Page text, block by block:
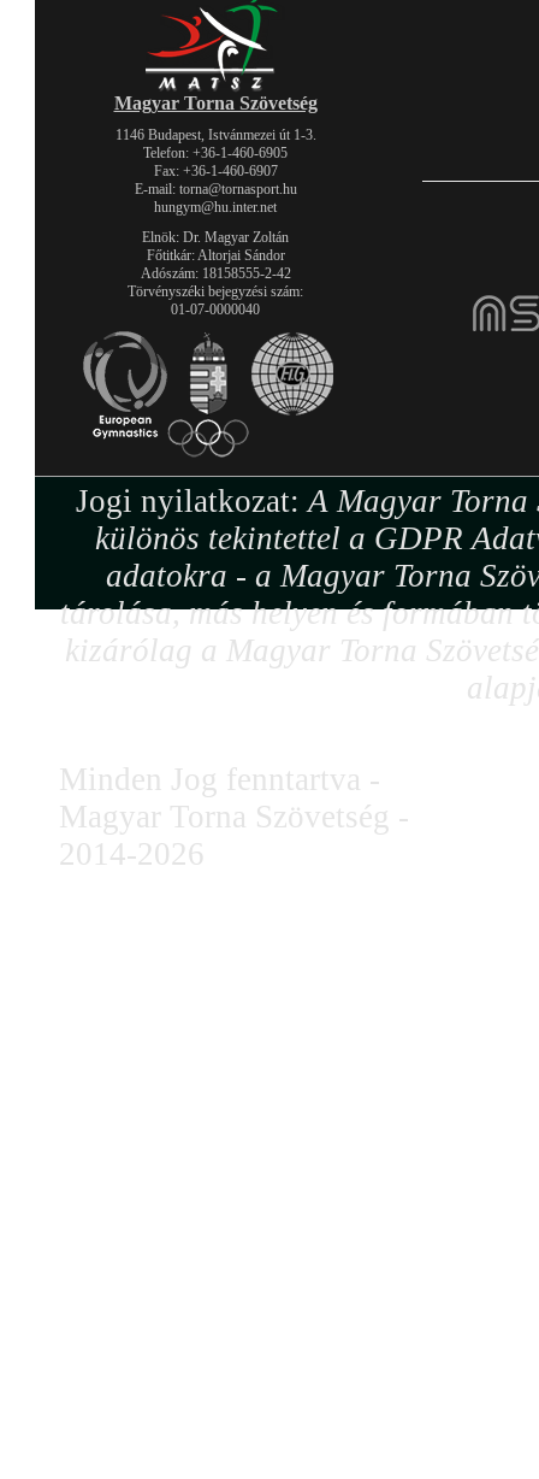
Magyar Torna Szövetség
1146 Budapest, Istvánmezei út 1-3.
Telefon: +36-1-460-6905
Fax: +36-1-460-6907
E-mail: torna@tornasport.hu
hungym@hu.inter.net
Elnök: Dr. Magyar Zoltán
Főtitkár: Altorjai Sándor
Adószám: 18158555-2-42
Törvényszéki bejegyzési szám:
01-07-0000040
Jogi nyilatkozat:A Magyar Torna
különös tekintettel a GDPR
adatokra - a Magyar Torna
tárolása, más helyen és formában
kizárólag a Magyar Torna
Minden Jog fenntartva -
Magyar Torna Szövetség -
2014-2026